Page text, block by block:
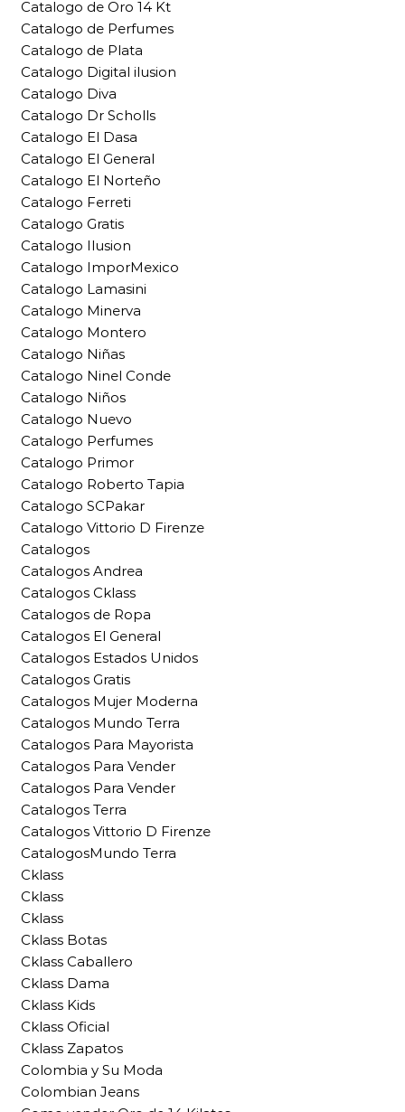
Catalogo de Oro 14 Kt
Catalogo de Perfumes
Catalogo de Plata
Catalogo Digital ilusion
Catalogo Diva
Catalogo Dr Scholls
Catalogo El Dasa
Catalogo El General
Catalogo El Norteño
Catalogo Ferreti
Catalogo Gratis
Catalogo Ilusion
Catalogo ImporMexico
Catalogo Lamasini
Catalogo Minerva
Catalogo Montero
Catalogo Niñas
Catalogo Ninel Conde
Catalogo Niños
Catalogo Nuevo
Catalogo Perfumes
Catalogo Primor
Catalogo Roberto Tapia
Catalogo SCPakar
Catalogo Vittorio D Firenze
Catalogos
Catalogos Andrea
Catalogos Cklass
Catalogos de Ropa
Catalogos El General
Catalogos Estados Unidos
Catalogos Gratis
Catalogos Mujer Moderna
Catalogos Mundo Terra
Catalogos Para Mayorista
Catalogos Para Vender
Catalogos Para Vender
Catalogos Terra
Catalogos Vittorio D Firenze
CatalogosMundo Terra
Cklass
Cklass
Cklass
Cklass Botas
Cklass Caballero
Cklass Dama
Cklass Kids
Cklass Oficial
Cklass Zapatos
Colombia y Su Moda
Colombian Jeans